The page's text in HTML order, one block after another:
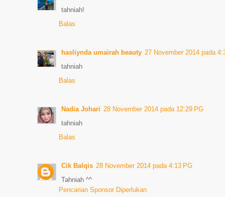
tahniah!
Balas
hasliynda umairah beauty 27 November 2014 pada
tahniah
Balas
Nadia Johari 28 November 2014 pada 12:29 PG
tahniah
Balas
Cik Balqis 28 November 2014 pada 4:13 PG
Tahniah ^^
Pencarian Sponsor Diperlukan